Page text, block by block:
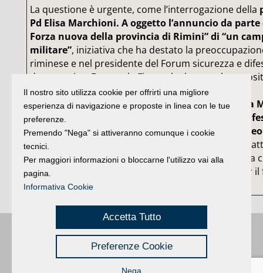
La questione è urgente, come l’interrogazione della
Pd Elisa Marchioni. A oggetto l’annuncio da
Forza nuova della provincia di Rimini” di “un
militare”, iniziativa che ha destato la
riminese e nel presidente del Forum sicurezza e
democratico, Emanuele Fiano, che hanno al
ministro dell’Interno Anna Maria Cancellieri.
«I militanti neofascisti – si legge nella nota della
propongono nel campo militare “corsi di
coltello e del bastone” in preparazione “del
a Rimini”
. Tra i promotori dell’iniziativa, veicolata
anche Mirco Ottaviani, leader locale di Forza nuova
una condanna in appello a due anni e tre mesi per
incendiario ad un centro sociale».
Buongiorno:Riminié una testata registrata presso il Tribunale di Rimini
registrazione n. 2 /28/02/2012| © 2024 buongiornoRimini
Privacy | Credits
Il nostro sito utilizza cookie per offrirti una migliore
esperienza di navigazione e proposte in linea con le tue
preferenze.
Premendo "Nega" si attiveranno comunque i cookie
tecnici.
Per maggiori informazioni o bloccarne l'utilizzo vai alla
pagina.
Informativa Cookie
Accetta Tutto
Preferenze Cookie
Nega